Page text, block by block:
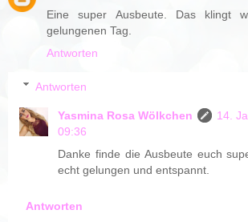
Eine super Ausbeute. Das klingt
gelungenen Tag.
Antworten
Antworten
Yasmina Rosa Wölkchen
14.
09:36
Danke finde die Ausbeute euch
echt gelungen und entspannt.
Antworten